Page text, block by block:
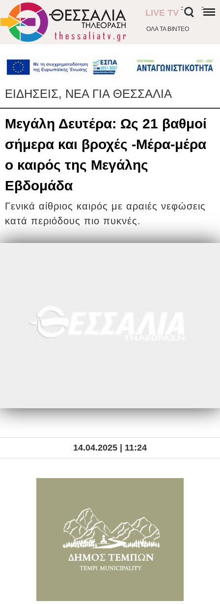
ΟΛΑ ΤΑ ΒΙΝΤΕΟ
LIVE TV
- -
ΕΙΔΗΣΕΙΣ, ΝΕΑ ΓΙΑ ΘΕΣΣΑΛΙΑ
Μεγάλη Δευτέρα: Ως 21 βαθμοί
σήμερα και βροχές -Μέρα-μέρα
ο καιρός της Μεγάλης
Εβδομάδα
Γενικά αίθριος καιρός με αραιές νεφώσεις
κατά περιόδους πιο πυκνές.
14.04.2025 | 11:24